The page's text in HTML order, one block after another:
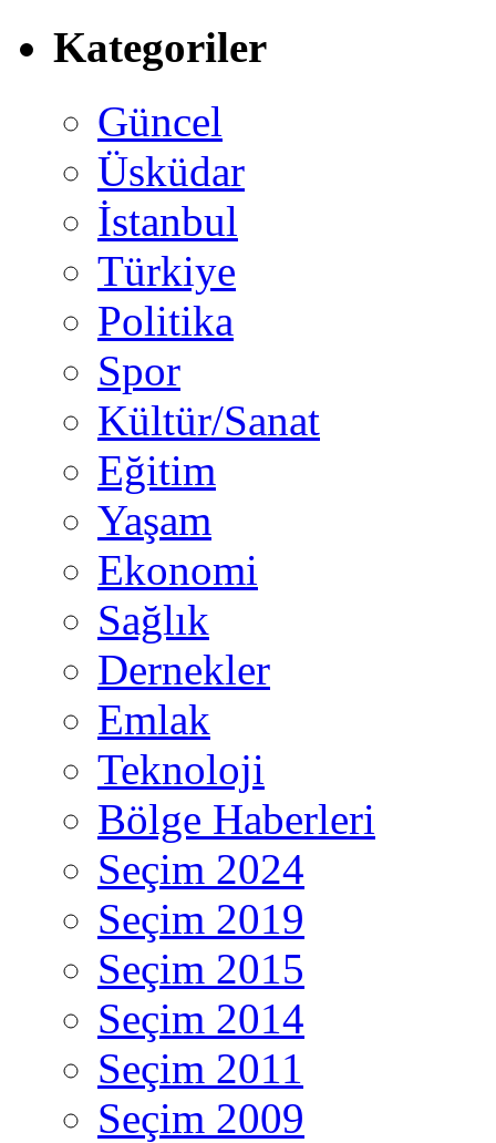
Kategoriler
Güncel
Üsküdar
İstanbul
Türkiye
Politika
Spor
Kültür/Sanat
Eğitim
Yaşam
Ekonomi
Sağlık
Dernekler
Emlak
Teknoloji
Bölge Haberleri
Seçim 2024
Seçim 2019
Seçim 2015
Seçim 2014
Seçim 2011
Seçim 2009